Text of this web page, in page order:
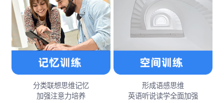
分类联想思维记忆
加强注意力培养
形成语感思维
英语听说读学全面加强